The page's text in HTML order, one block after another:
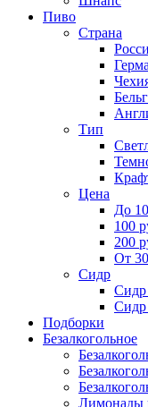
Пиво
Страна
Тип
Цена
До
100
200
От
Сидр
Сидр
Подборки
Безалкогольное
Лимонады